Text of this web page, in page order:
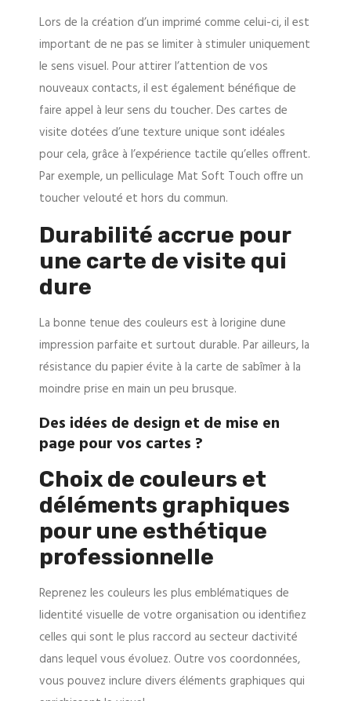
Lors de la création d’un imprimé comme celui-ci, il est
important de ne pas se limiter à stimuler uniquement
le sens visuel. Pour attirer l’attention de vos
nouveaux contacts, il est également bénéfique de
faire appel à leur sens du toucher. Des cartes de
visite dotées d’une texture unique sont idéales
pour cela, grâce à l’expérience tactile qu’elles offrent.
Par exemple, un pelliculage Mat Soft Touch offre un
toucher velouté et hors du commun.
Durabilité accrue pour
une carte de visite qui
dure
La bonne tenue des couleurs est à lorigine dune
impression parfaite et surtout durable. Par ailleurs, la
résistance du papier évite à la carte de sabîmer à la
moindre prise en main un peu brusque.
Des idées de design et de mise en
page pour vos cartes ?
Choix de couleurs et
déléments graphiques
pour une esthétique
professionnelle
Reprenez les couleurs les plus emblématiques de
lidentité visuelle de votre organisation ou identifiez
celles qui sont le plus raccord au secteur dactivité
dans lequel vous évoluez. Outre vos coordonnées,
vous pouvez inclure divers éléments graphiques qui